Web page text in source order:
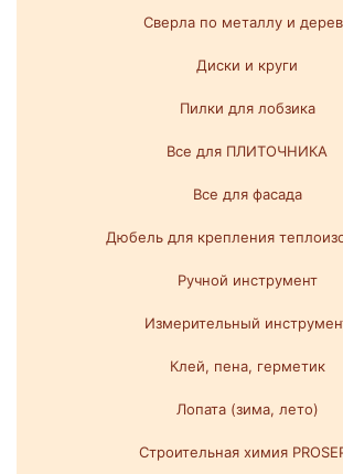
Сверла по металлу и
Диски и круги
Пилки для лобзика
Все для ПЛИТОЧНИКА
Все для фасада
Дюбель для крепления
Ручной инструмент
Измерительный
Клей, пена, герметик
Лопата (зима, лето)
Строительная химия